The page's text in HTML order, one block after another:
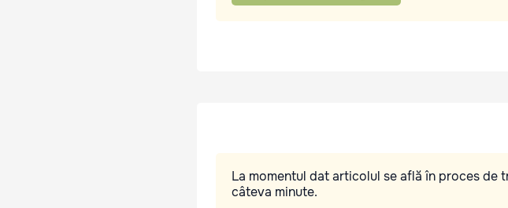
La momentul dat articolul se află în proces de
câteva minute.